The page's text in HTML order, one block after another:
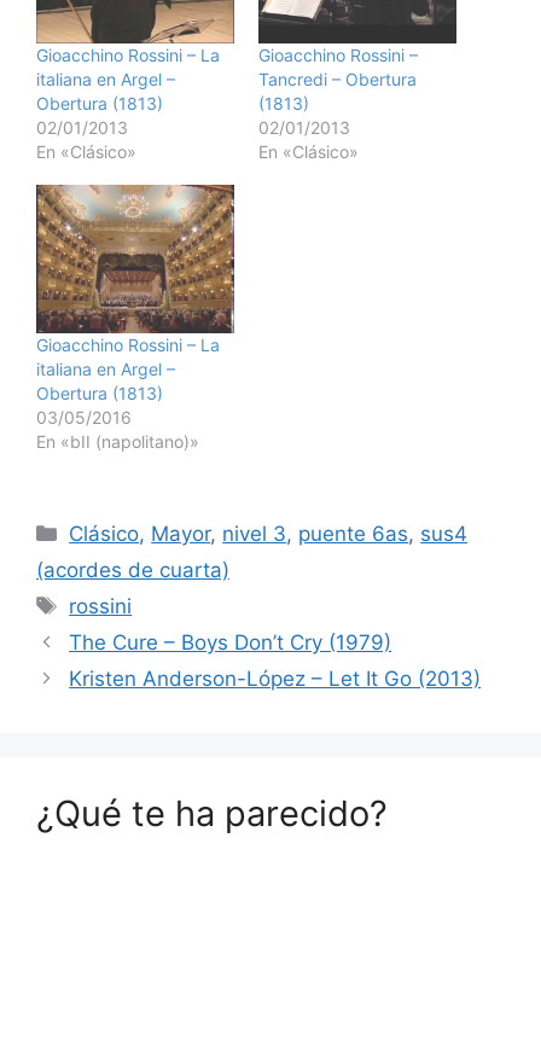
Gioacchino Rossini – La
italiana en Argel –
Obertura (1813)
02/01/2013
En «Clásico»
Gioacchino Rossini –
Tancredi – Obertura
(1813)
02/01/2013
En «Clásico»
Gioacchino Rossini – La
italiana en Argel –
Obertura (1813)
03/05/2016
En «bII (napolitano)»
Categorías
Clásico, Mayor, nivel 3, puente 6as, sus4
(acordes de cuarta)
Etiquetas
rossini
The Cure – Boys Don’t Cry (1979)
Kristen Anderson-López – Let It Go (2013)
¿Qué te ha parecido?